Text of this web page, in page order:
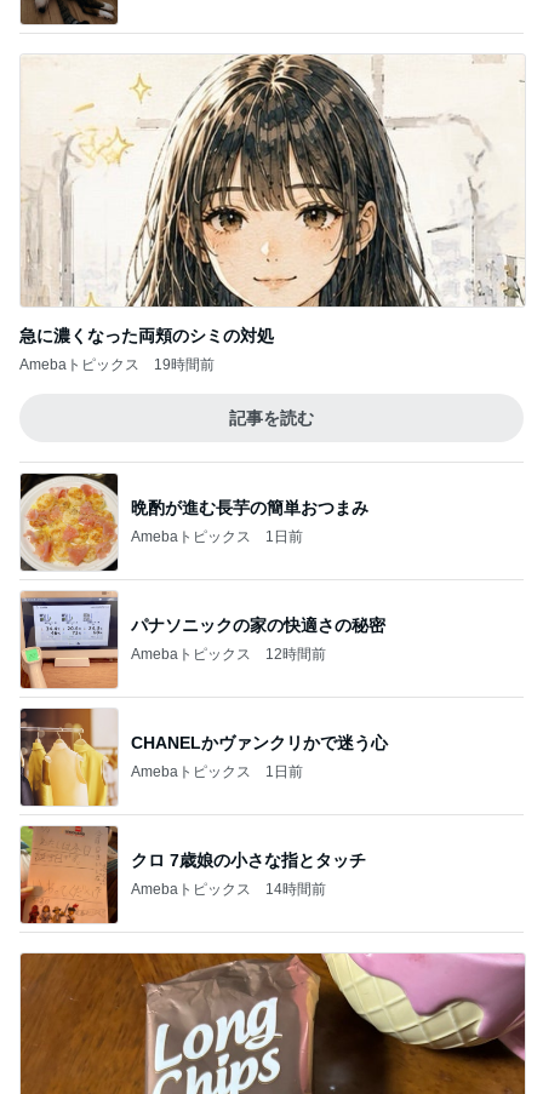
急に濃くなった両頬のシミの対処
Amebaトピックス 19時間前
記事を読む
晩酌が進む長芋の簡単おつまみ
Amebaトピックス 1日前
パナソニックの家の快適さの秘密
Amebaトピックス 12時間前
CHANELかヴァンクリかで迷う心
Amebaトピックス 1日前
クロ 7歳娘の小さな指とタッチ
Amebaトピックス 14時間前